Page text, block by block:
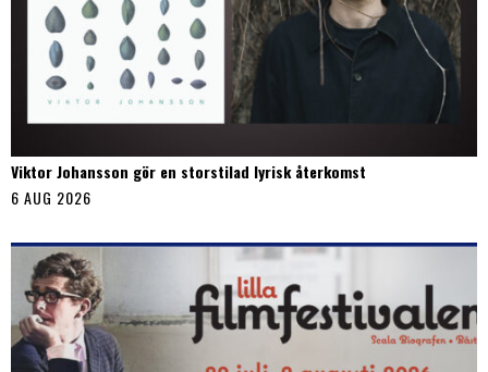
Viktor Johansson gör en storstilad lyrisk återkomst
6 AUG 2026